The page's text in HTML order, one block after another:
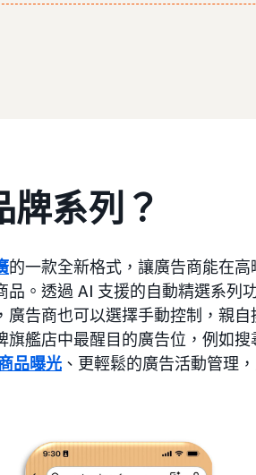
牌系列？
的一款全新格式，讓廣告商能在
品。透過 AI 支援的自動精選系列
廣告商也可以選擇手動控制，親
旗艦店中最醒目的廣告位，例如搜
品曝光 、更輕鬆的廣告活動管理